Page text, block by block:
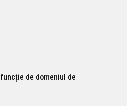
de domeniul de